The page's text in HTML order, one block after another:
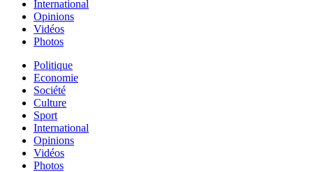
International
Opinions
Vidéos
Photos
Politique
Economie
Société
Culture
Sport
International
Opinions
Vidéos
Photos